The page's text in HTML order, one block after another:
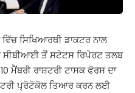
ਸਿਖਿਆਰਥੀ ਡਾਕਟਰ ਨਾਲ
ਸੀਬੀਆਈ ਤੋਂ ਸਟੇਟਸ ਰਿਪੋਰਟ ਤਲਬ
ਮੈਂਬਰੀ ਰਾਸ਼ਟਰੀ ਟਾਸਕ ਫੋਰਸ ਦਾ
ਪ੍ਰੋਟੋਕੋਲ ਤਿਆਰ ਕਰਨ ਲਈ